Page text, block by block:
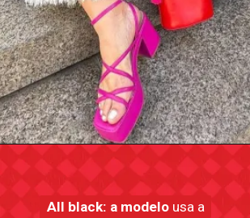
All black: a modelousa a
All black: a modelousa a